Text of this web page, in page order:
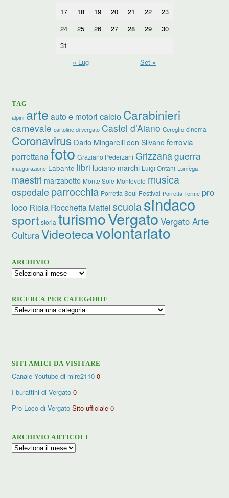
17
18 19 20 21 22
23
24
25 26 27 28 29
30
31
« Lug
Set »
TAG
alpini arte auto e motori calcio Carabinieri
carnevale cartoline di vergato Castel d’Aiano Cereglio cinema
Coronavirus Dario Mingarelli don Silvano ferrovia
porrettana foto Graziano Pederzani Grizzanaguerra
inaugurazione Labante libri luciano marchi Luigi Ontani Lumèga
maestri marzabotto Monte Sole Montovolo musica
ospedale parrocchia Porretta Soul Festival Porretta Terme pro
loco Riola Rocchetta Matteiscuolasindaco
sport storia turismoVergato Vergato Arte
CulturaVideotecavolontariato
ARCHIVIO
Archivio
RICERCA PER CATEGORIE
Ricerca
SITI AMICI DA VISITARE
Canale Youtube di mire2110 0
I burattini di Vergato 0
Pro Loco di Vergato Sito ufficiale 0
ARCHIVIO ARTICOLI
Archivio